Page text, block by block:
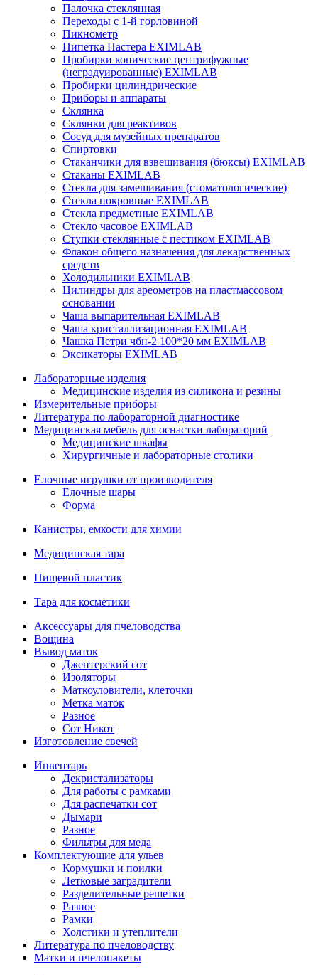
Палочка стеклянная
Переходы с 1-й горловиной
Пикнометр
Пипетка Пастера EXIMLAB
Пробирки конические центрифужные
(неградуированные) EXIMLAB
Пробирки цилиндрические
Приборы и аппараты
Склянка
Склянки для реактивов
Сосуд для музейных препаратов
Спиртовки
Стаканчики для взвешивания (бюксы) EXIMLAB
Стаканы EXIMLAB
Стекла для замешивания (стоматологические)
Стекла покровные EXIMLAB
Стекла предметные EXIMLAB
Стекло часовое EXIMLAB
Ступки стеклянные с пестиком EXIMLAB
Флакон общего назначения для лекарственных
средств
Холодильники EXIMLAB
Цилиндры для ареометров на пластмассовом
основании
Чаша выпарительная EXIMLAB
Чаша кристаллизационная EXIMLAB
Чашка Петри чбн-2 100*20 мм EXIMLAB
Эксикаторы EXIMLAB
Лабораторные изделия
Медицинские изделия из силикона и резины
Измерительные приборы
Литература по лабораторной диагностике
Медицинская мебель для оснастки лабораторий
Медицинские шкафы
Хирургичные и лабораторные столики
Елочные игрушки от производителя
Елочные шары
Форма
Канистры, емкости для химии
Медицинская тара
Пищевой пластик
Тара для косметики
Аксессуары для пчеловодства
Вощина
Вывод маток
Джентерский сот
Изоляторы
Маткоуловители, клеточки
Метка маток
Разное
Сот Никот
Изготовление свечей
Инвентарь
Декристализаторы
Для работы с рамками
Для распечатки сот
Дымари
Разное
Фильтры для меда
Комплектующие для ульев
Кормушки и поилки
Летковые заградители
Разделительные решетки
Разное
Рамки
Холстики и утеплители
Литература по пчеловодству
Матки и пчелопакеты